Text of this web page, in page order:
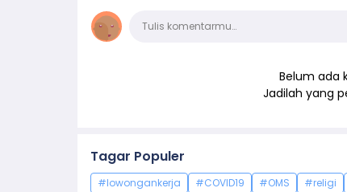
KomentarTulis komentarmu…
Belum ada
Jadilah yang
Tagar Populer
#lowongankerja #COVID19 #OMS #religi